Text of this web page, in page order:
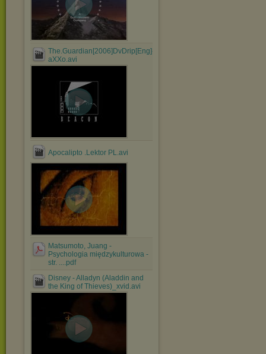
The.Guardian[2006]DvDrip[Eng]-
aXXo.avi
Apocalipto .Lektor PL.avi
Matsumoto, Juang -
Psychologia międzykulturowa -
str. ....pdf
Disney - Alladyn (Aladdin and
the King of Thieves)_xvid.avi